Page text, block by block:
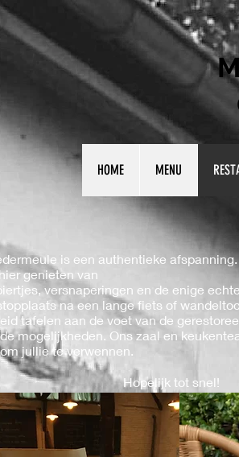
HOME MENU
is een authentieke afspanning.
genieten van
versnaperingen en de enige
na een lange fiets of
tafelen aan de voet van de
mogelijkheden. Ons zaal en
jullie te verwennen.
Hopelijk tot snel!